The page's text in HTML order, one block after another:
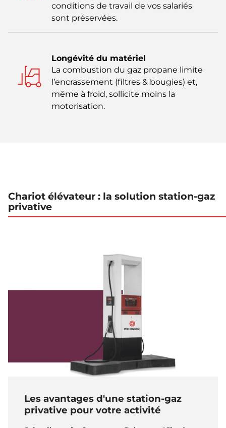
conditions de travail de vos salariés
sont préservées.
Longévité du matériel
La combustion du gaz propane limite
l’encrassement (filtres & bougies) et,
même à froid, sollicite moins la
motorisation.
Chariot élévateur : la solution station-gaz
privative
Les avantages d'une station-gaz
privative pour votre activité